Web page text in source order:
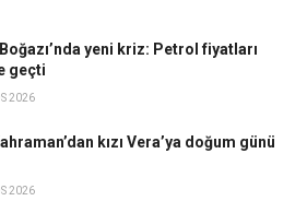
yeni kriz: Petrol fiyatları
geçti
2026
kızı Vera’ya doğum günü
2026